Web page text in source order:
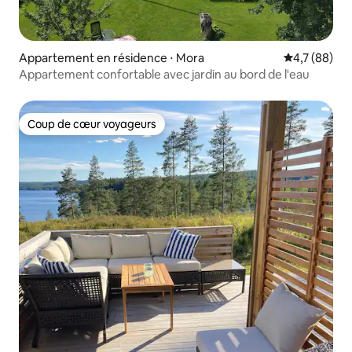
Appartement en résidence ⋅ Mora Évaluation
4,7 (88)
Appartement confortable avec jardin au bord de l'eau
Coup de cœur voyageurs
Coup de cœur voyageurs